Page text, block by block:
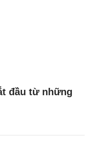
đầu từ những